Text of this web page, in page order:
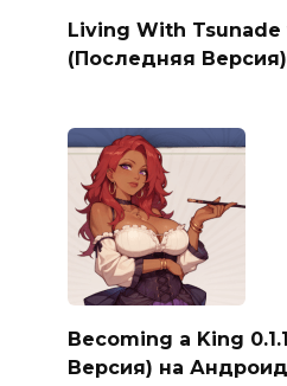
Living With Tsunade
(Последняя
Becoming a King
Версия) на Андроид